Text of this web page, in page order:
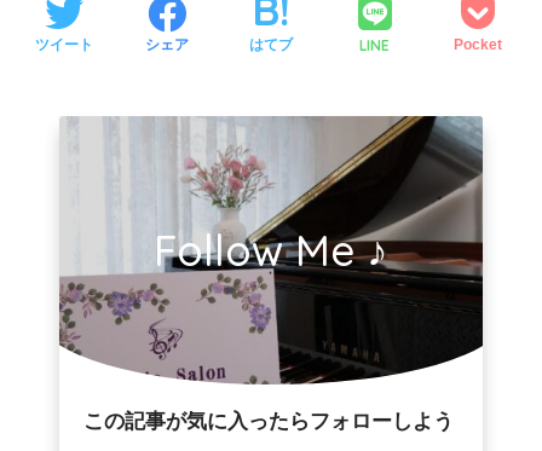
ツイート シェア はてブ LINE Pocket
Follow Me ♪
この記事が気に入ったらフォローしよう